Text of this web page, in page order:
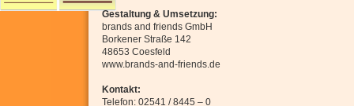
Gestaltung & Umsetzung:
brands and friends GmbH
Borkener Straße 142
48653 Coesfeld
www.brands-and-friends.de
Kontakt:
Telefon: 02541 / 8445 – 0